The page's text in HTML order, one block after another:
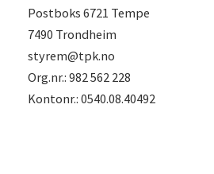
Postboks 6721 Tempe
7490 Trondheim
styrem@tpk.no
Org.nr.: 982 562 228
Kontonr.: 0540.08.40492